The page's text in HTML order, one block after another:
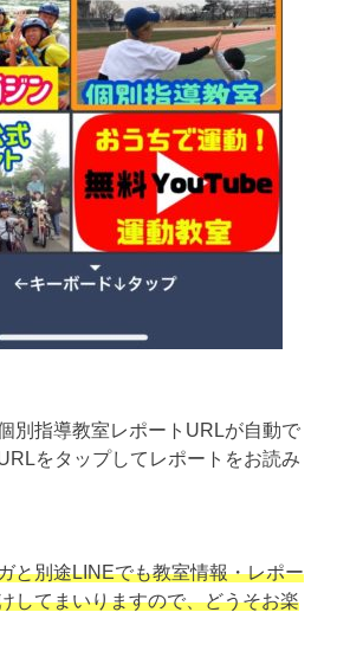
別指導教室レポートURLが自動で
をタップしてレポートをお読み
と別途LINEでも教室情報・レポー
してまいりますので、どうそお楽